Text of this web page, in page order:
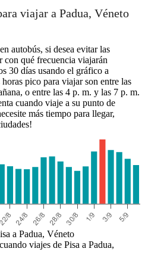
viajar a Padua, Véneto
autobús, si desea evitar las
con qué frecuencia viajarán
30 días usando el gráfico a
pico para viajar son entre las
o entre las 4 p. m. y las 7 p. m.
cuando viaje a su punto de
más tiempo para llegar,
a Padua, Véneto
viajes de Pisa a Padua,